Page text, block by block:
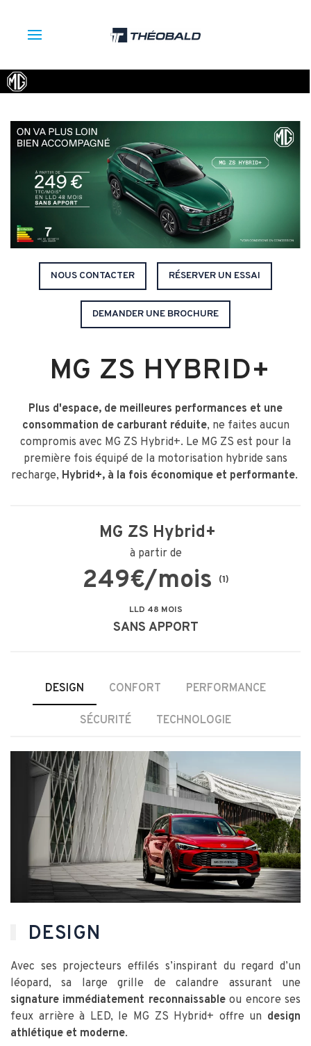
NOUS CONTACTER RÉSERVER UN ESSAI
DEMANDER UNE BROCHURE
MG ZS HYBRID+
Plus d'espace, de meilleures performances et une
consommation de carburant réduite, ne faites aucun
compromis avec MG ZS Hybrid+. Le MG ZS est pour la
première fois équipé de la motorisation hybride sans
recharge, Hybrid+, à la fois économique et performante.
MG ZS Hybrid+
à partir de
249€/mois (1)
LLD 48 MOIS
SANS APPORT
DESIGN CONFORT PERFORMANCE
SÉCURITÉ TECHNOLOGIE
DESIGN
Avec ses projecteurs effilés s’inspirant du regard d’un
léopard, sa large grille de calandre assurant une
signature immédiatement reconnaissableou encore ses
feux arrière à LED, le MG ZS Hybrid+ offre un design
athlétique et moderne.